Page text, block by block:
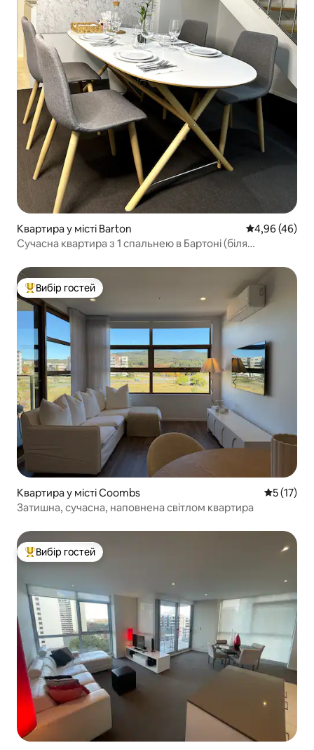
Квартира у місті Barton Середня
4,96 (46)
Сучасна квартира з 1 спальнею в Бартоні (біля
Топ вибір гостей
Вибір гостей
Квартира у місті Coombs Середня
5 (17)
Затишна, сучасна, наповнена світлом квартира
Топ вибір гостей
Вибір гостей